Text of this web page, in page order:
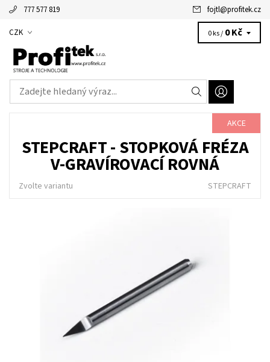
777 577 819 fojtl@profitek.cz
CZK 0 ks / 0 Kč
AKCE
STEPCRAFT - STOPKOVÁ FRÉZA
V-GRAVÍROVACÍ ROVNÁ
Zvolte variantu STEPCRAFT
Alžbětka - vaše virtuální asistentka